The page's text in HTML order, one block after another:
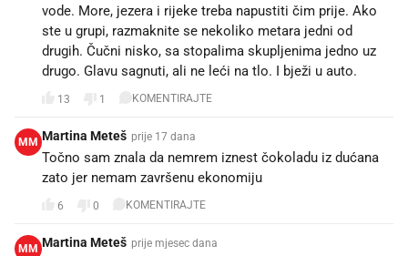
vode. More, jezera i rijeke treba napustiti čim prije. Ako
ste u grupi, razmaknite se nekoliko metara jedni od
drugih. Čučni nisko, sa stopalima skupljenima jedno uz
drugo. Glavu sagnuti, ali ne leći na tlo. I bježi u auto.
13 1 KOMENTIRAJTE
MM Martina Meteš prije 17 dana
Točno sam znala da nemrem iznest čokoladu iz dućana
zato jer nemam završenu ekonomiju
6 0 KOMENTIRAJTE
MM Martina Meteš prije mjesec dana